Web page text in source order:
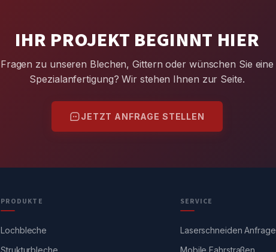
IHR PROJEKT BEGINNT HIER
Fragen zu unseren Blechen, Gittern oder wünschen Sie eine
Spezialanfertigung? Wir stehen Ihnen zur Seite.
JETZT ANFRAGE STELLEN
PRODUKTE
Lochbleche
Strukturbleche
SERVICE
Laserschneiden Anfrage
Mobile Fahrstraßen